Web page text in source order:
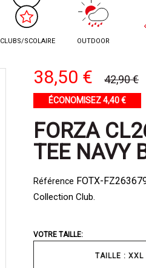
CLUBS/SCOLAIRE OUTDOOR
38,50 € 42,90 €
ÉCONOMISEZ 4,40 €
FORZA
TEE NAVY
Référence FOTX-
Collection Club.
VOTRE TAILLE:
TAILLE : XXL